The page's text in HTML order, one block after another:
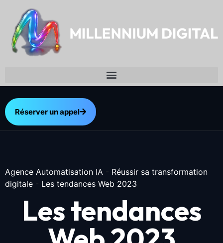
Réserver un appel
Agence Automatisation IA - Réussir sa transformation
digitale - Les tendances Web 2023
Les tendances